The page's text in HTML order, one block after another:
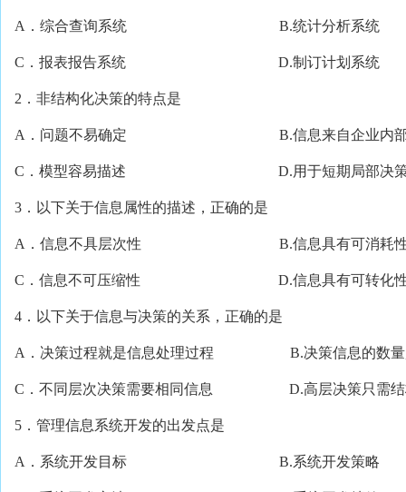
A．综合查询系统 B.统计分析系统
C．报表报告系统 D.制订计划系统
2．非结构化决策的特点是
A．问题不易确定 B.信息来自企业内
C．模型容易描述 D.用于短期局部决
3．以下关于信息属性的描述，正确的是
A．信息不具层次性 B.信息具有可消耗
C．信息不可压缩性 D.信息具有可转化
4．以下关于信息与决策的关系，正确的是
A．决策过程就是信息处理过程 B.决策信息的数量
C．不同层次决策需要相同信息 D.高层决策只需结
5．管理信息系统开发的出发点是
A．系统开发目标 B.系统开发策略